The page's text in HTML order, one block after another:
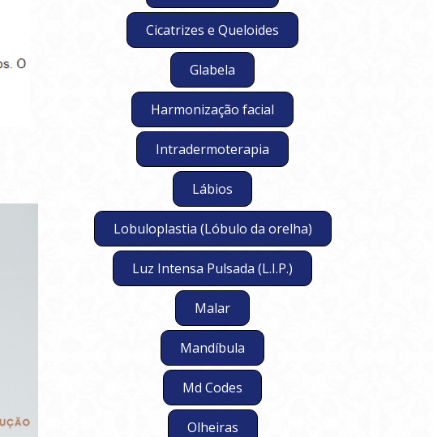
Cicatrizes e Queloides
Glabela
Harmonização facial
Intradermoterapia
Lábios
Lobuloplastia (Lóbulo da orelha)
Luz Intensa Pulsada (L.I.P.)
Malar
Mandíbula
Md Codes
Olheiras